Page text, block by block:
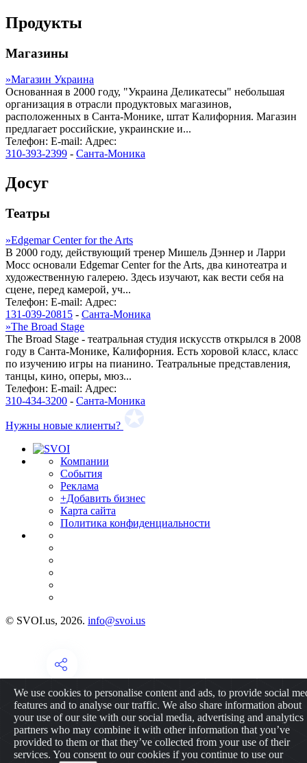
Продукты
Магазины
»Магазин Украина
Основанная в 2000 году, "Украина Деликатесы" небольшая
организация в отрасли продуктовых магазинов,
расположенных в Санта-Монике, штат Калифорния. Магазин
предлагает российские, украинские и...
Телефон: E-mail: Адрес:
310-393-2399 - Санта-Моника
Досуг
Театры
»Edgemar Center for the Arts
В 2000 году, действующий тренер Мишель Дэннер и Ларри
Мосс основали Edgemar Center for the Arts, два кинотеатра и
художественную галерею. Здесь изучают, как вести себя на
сцене, перед камерой, уч...
Телефон: E-mail: Адрес:
131-039-20815 - Санта-Моника
»The Broad Stage
The Broad Stage - театральная студия искусств открылся в 2008
году в Санта-Монике, Калифорния. Есть хоровой класс, класс
по изучению игры на пианино. Театральные представления,
танцы, кино, оперы, мюз...
Телефон: E-mail: Адрес:
310-434-3200 - Санта-Моника
Нужны новые клиенты?
Компании
События
Реклама
+Добавить бизнес
Карта сайта
Политика конфиденциальности
© SVOI.us, 2026. info@svoi.us
We use cookies to personalise content and ads, to provide social
features and to analyse our traffic. We also share information about
your use of our site with our social media, advertising and analytics
partners who may combine it with other information that you’ve
provided to them or that they’ve collected from your use of their
services. You consent to our cookies if you continue to use our